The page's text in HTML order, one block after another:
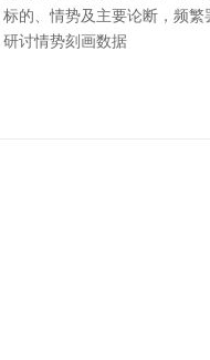
、情势及主要论断，频
讨情势刻画数据